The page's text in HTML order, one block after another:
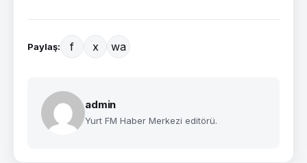
Paylaş: f x wa
admin
Yurt FM Haber Merkezi editörü.